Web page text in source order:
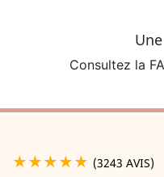
Consultez la
★★★★★ (3243 AVIS)